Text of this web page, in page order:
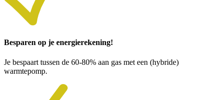
Besparen op je energierekening!
Je bespaart tussen de 60-80% aan gas met een (hybride)
warmtepomp.